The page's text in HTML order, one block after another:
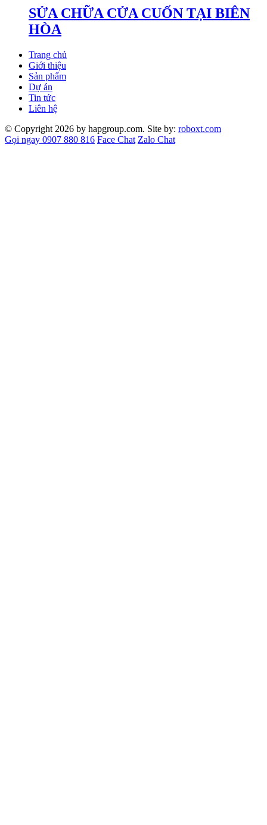
SỬA CHỮA CỬA CUỐN TẠI BIÊN
HÒA
Trang chủ
Giới thiệu
Sản phẩm
Dự án
Tin tức
Liên hệ
© Copyright 2026 by hapgroup.com. Site by: roboxt.com
Gọi ngay 0907 880 816 Face Chat Zalo Chat